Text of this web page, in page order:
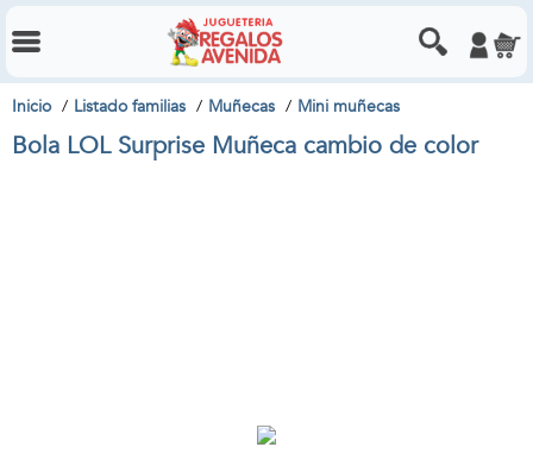
Inicio Listado familias Muñecas Mini muñecas
Bola LOL Surprise Muñeca cambio de color